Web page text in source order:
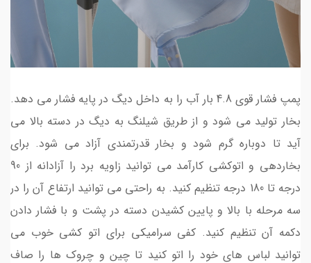
پمپ فشار قوی 4.8 بار آب را به داخل دیگ در پایه فشار می دهد.
بخار تولید می شود و از طریق شیلنگ به دیگ در دسته بالا می
آید تا دوباره گرم شود و بخار قدرتمندی آزاد می شود. برای
بخاردهی و اتوکشی کارآمد می توانید زاویه برد را آزادانه از 90
درجه تا 180 درجه تنظیم کنید. به راحتی می توانید ارتفاع آن را در
سه مرحله با بالا و پایین کشیدن دسته در پشت و با فشار دادن
دکمه آن تنظیم کنید. کفی سرامیکی برای اتو کشی خوب می
توانید لباس های خود را اتو کنید تا چین و چروک ها را صاف